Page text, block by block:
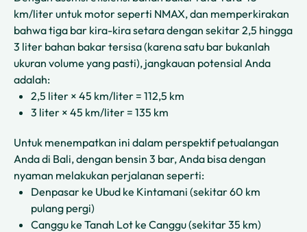
km/liter untuk motor seperti NMAX, dan memperkirakan
bahwa tiga bar kira-kira setara dengan sekitar 2,5 hingga
3 liter bahan bakar tersisa (karena satu bar bukanlah
ukuran volume yang pasti), jangkauan potensial Anda
adalah:
2,5 liter × 45 km/liter = 112,5 km
3 liter × 45 km/liter = 135 km
Untuk menempatkan ini dalam perspektif petualangan
Anda di Bali, dengan bensin 3 bar, Anda bisa dengan
nyaman melakukan perjalanan seperti:
Denpasar ke Ubud ke Kintamani (sekitar 60 km
pulang pergi)
Canggu ke Tanah Lot ke Canggu (sekitar 35 km)